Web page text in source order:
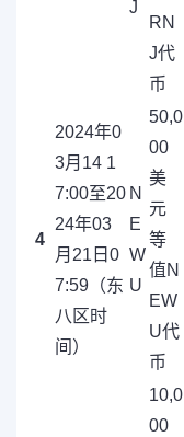
4
2024年0
3月14 1
7:00至20
24年03
月21日0
7:59（东
八区时
间）
J
RN
J代
币
N
E
W
U
50,0
00
美
元
等
值N
EW
U代
币
10,0
00